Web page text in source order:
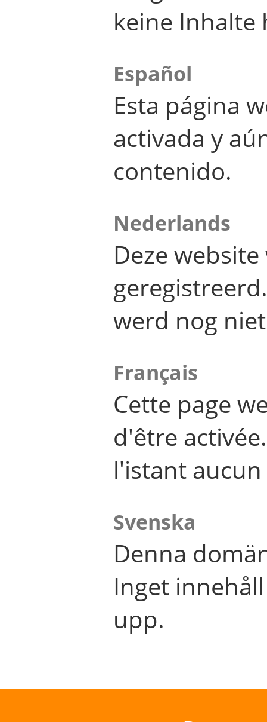
keine Inhalte
Español
Esta página
activada y
contenido.
Nederlands
Deze
werd nog
Français
Cette page
d'être
l'istant
Svenska
Denna
Inget
upp.